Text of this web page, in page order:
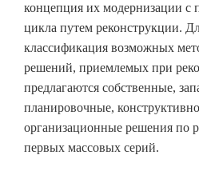
концепция их модернизации с
цикла путем реконструкции.
классификация возможных
решений, приемлемых при
предлагаются собственные,
планировочные,
организационные решения по
первых массовых серий.